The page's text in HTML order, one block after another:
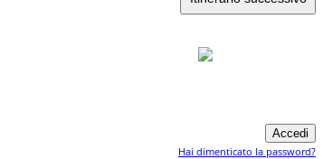
Hai dimenticato la password?